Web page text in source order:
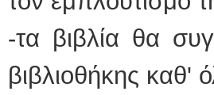
-τα βιβλία θα
βιβλιοθήκης καθ'